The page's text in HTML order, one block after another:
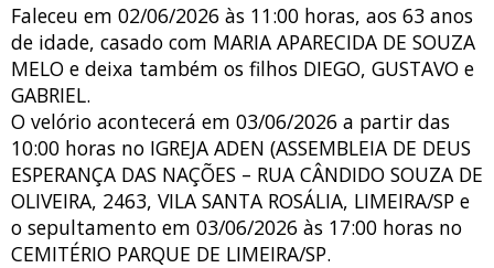
Faleceu em 02/06/2026 às 11:00 horas, aos 63 anos
de idade, casado com MARIA APARECIDA DE SOUZA
MELO e deixa também os filhos DIEGO, GUSTAVO e
GABRIEL.
O velório acontecerá em 03/06/2026 a partir das
10:00 horas no IGREJA ADEN (ASSEMBLEIA DE DEUS
ESPERANÇA DAS NAÇÕES – RUA CÂNDIDO SOUZA DE
OLIVEIRA, 2463, VILA SANTA ROSÁLIA, LIMEIRA/SP e
o sepultamento em 03/06/2026 às 17:00 horas no
CEMITÉRIO PARQUE DE LIMEIRA/SP.